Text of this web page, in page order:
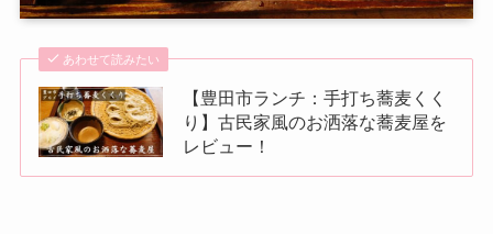
あわせて読みたい
【豊田市ランチ：手打ち蕎麦くく
り】古民家風のお洒落な蕎麦屋を
レビュー！